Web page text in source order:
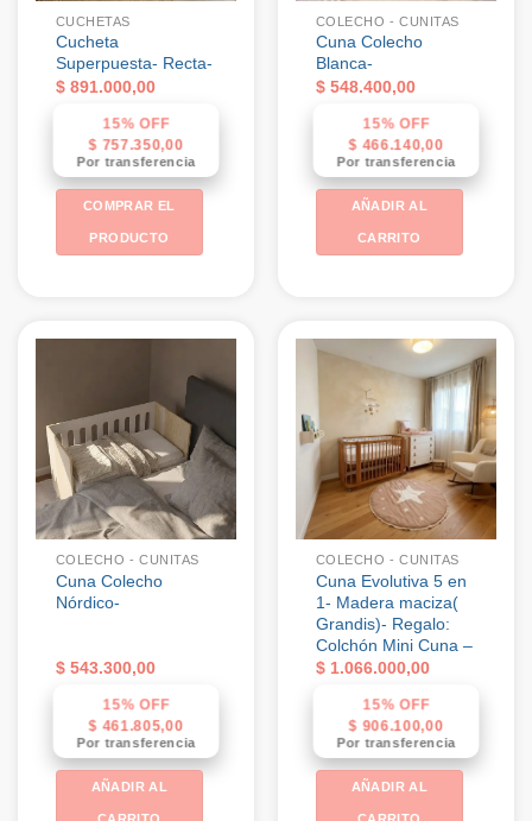
CUCHETAS
Cucheta
Superpuesta- Recta-
$891.000,00
15% OFF
$ 757.350,00
Por transferencia
COMPRAR EL
PRODUCTO
COLECHO - CUNITAS
Cuna Colecho
Blanca-
$548.400,00
15% OFF
$ 466.140,00
Por transferencia
AÑADIR AL
CARRITO
COLECHO - CUNITAS
Cuna Colecho
Nórdico-
$543.300,00
15% OFF
$ 461.805,00
Por transferencia
AÑADIR AL
COLECHO - CUNITAS
Cuna Evolutiva 5 en
1- Madera maciza(
Grandis)- Regalo:
Colchón Mini Cuna –
$1.066.000,00
15% OFF
$ 906.100,00
Por transferencia
AÑADIR AL